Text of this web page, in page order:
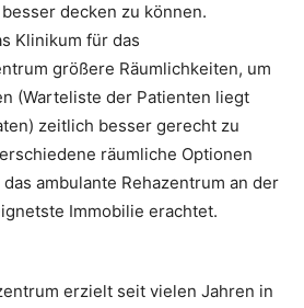
decken zu können.
Klinikum für das
größere Räumlichkeiten, um
(Warteliste der Patienten liegt
zeitlich besser gerecht zu
räumliche Optionen
ambulante Rehazentrum an der
Immobilie erachtet.
erzielt seit vielen Jahren in